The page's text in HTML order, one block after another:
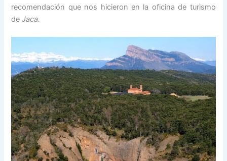
recomendación que nos hicieron en la oficina de turismo
deJaca.